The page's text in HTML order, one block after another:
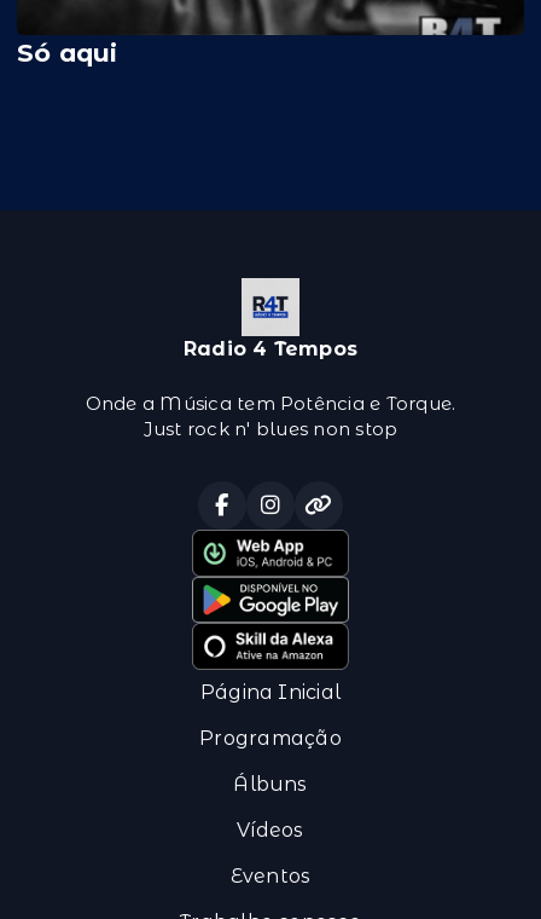
Só aqui
Radio 4 Tempos
Onde a Música tem Potência e Torque.
Just rock n' blues non stop
Página Inicial
Programação
Álbuns
Vídeos
Eventos